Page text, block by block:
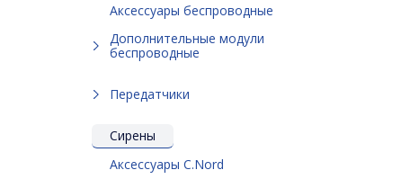
Аксессуары беспроводные
Дополнительные модули
беспроводные
Передатчики
Сирены
Аксессуары C.Nord